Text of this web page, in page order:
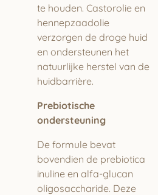
te houden. Castorolie en
hennepzaadolie
verzorgen de droge huid
en ondersteunen het
natuurlijke herstel van de
huidbarrière.
Prebiotische
ondersteuning
De formule bevat
bovendien de prebiotica
inuline en alfa-glucan
oligosaccharide. Deze